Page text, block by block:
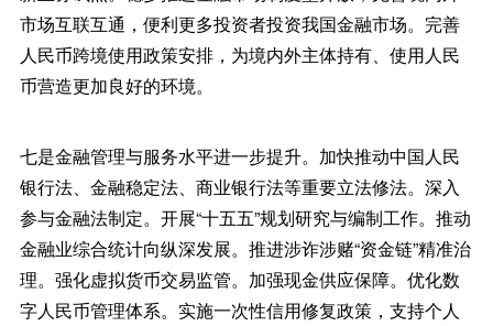
市场互联互通，便利更多投资者投资我国金融市场。完善
人民币跨境使用政策安排，为境内外主体持有、使用人民
币营造更加良好的环境。
七是金融管理与服务水平进一步提升。加快推动中国人民
银行法、金融稳定法、商业银行法等重要立法修法。深入
参与金融法制定。开展“十五五”规划研究与编制工作。推动
金融业综合统计向纵深发展。推进涉诈涉赌“资金链”精准治
理。强化虚拟货币交易监管。加强现金供应保障。优化数
字人民币管理体系。实施一次性信用修复政策，支持个人